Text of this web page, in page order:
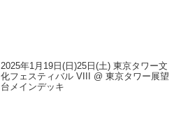
2025年1月19日(日)25日(土) 東京タワー文
化フェスティバル VIII @ 東京タワー展望
台メインデッキ